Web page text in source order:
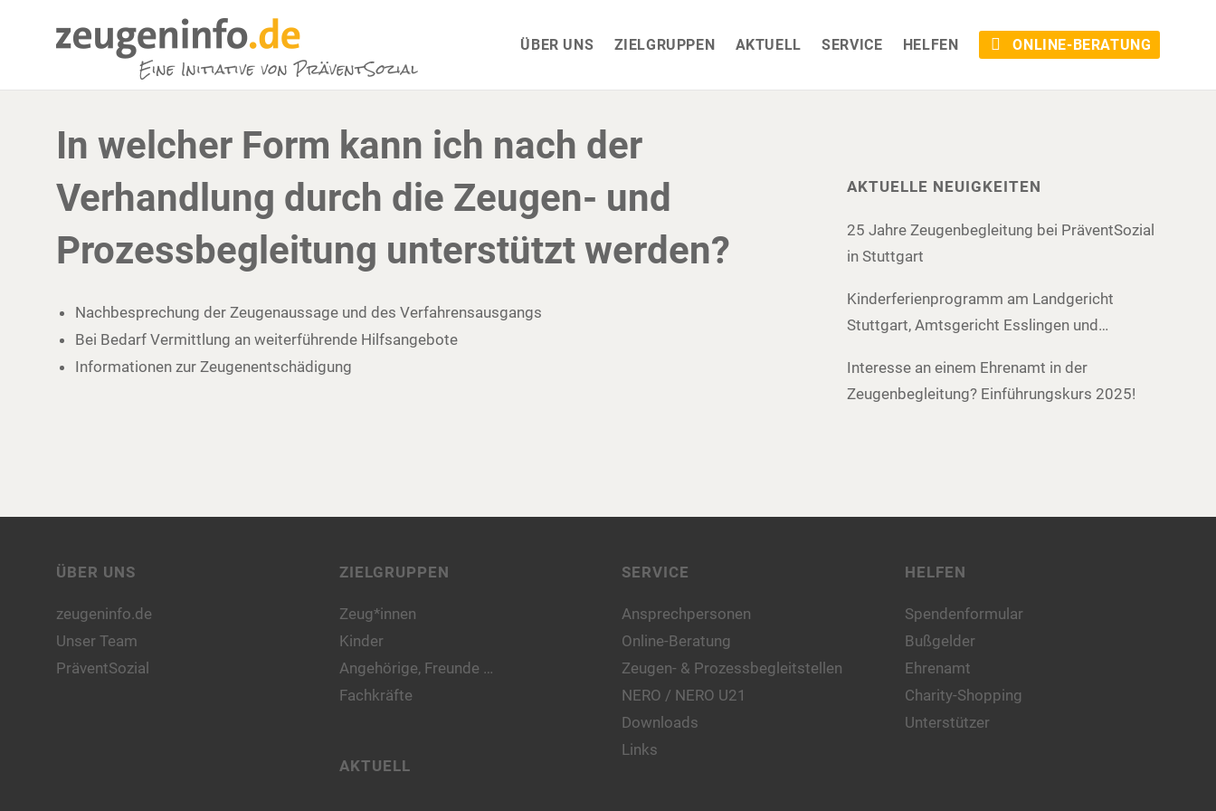
ÜBER UNS ZIELGRUPPEN AKTUELL SERVICE HELFEN ONLINE-BERATUNG
In welcher Form kann ich nach der
Verhandlung durch die Zeugen- und
Prozessbegleitung unterstützt werden?
Nachbesprechung der Zeugenaussage und des Verfahrensausgangs
Bei Bedarf Vermittlung an weiterführende Hilfsangebote
Informationen zur Zeugenentschädigung
AKTUELLE NEUIGKEITEN
25 Jahre Zeugenbegleitung bei PräventSozial
in Stuttgart
Kinderferienprogramm am Landgericht
Stuttgart, Amtsgericht Esslingen und
Interesse an einem Ehrenamt in der
Zeugenbegleitung? Einführungskurs 2025!
ÜBER UNS
zeugeninfo.de
Unser Team
PräventSozial
ZIELGRUPPEN
Zeug*innen
Kinder
Angehörige, Freunde …
Fachkräfte
AKTUELL
SERVICE
Ansprechpersonen
Online-Beratung
Zeugen- & Prozessbegleitstellen
NERO / NERO U21
Downloads
Links
HELFEN
Spendenformular
Bußgelder
Ehrenamt
Charity-Shopping
Unterstützer